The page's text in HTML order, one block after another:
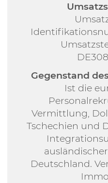
Gegenstand
Ist die
Vermittlung,
Tschechien und
Deutschland.